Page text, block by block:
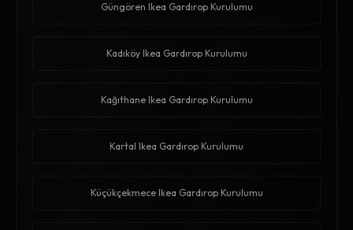
Güngören Ikea Gardırop Kurulumu
Kadıköy Ikea Gardırop Kurulumu
Kağıthane Ikea Gardırop Kurulumu
Kartal Ikea Gardırop Kurulumu
Küçükçekmece Ikea Gardırop Kurulumu